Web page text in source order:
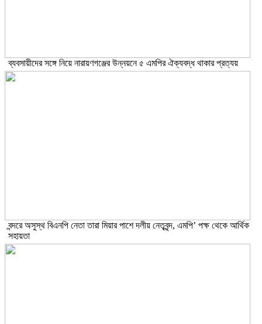
ব্যবসায়ীদের সঙ্গে নিয়ে নারায়ণগঞ্জের উন্নয়নে ৫ এমপির ঐক্যবদ্ধ থাকার প্রত্যয়
বন্দরে অসুস্থ বিএনপি নেতা তারা মিয়ার পাশে দলীয় নেতৃবৃন্দ, এমপি’ পক্ষ থেকে আর্থিক
সহায়তা